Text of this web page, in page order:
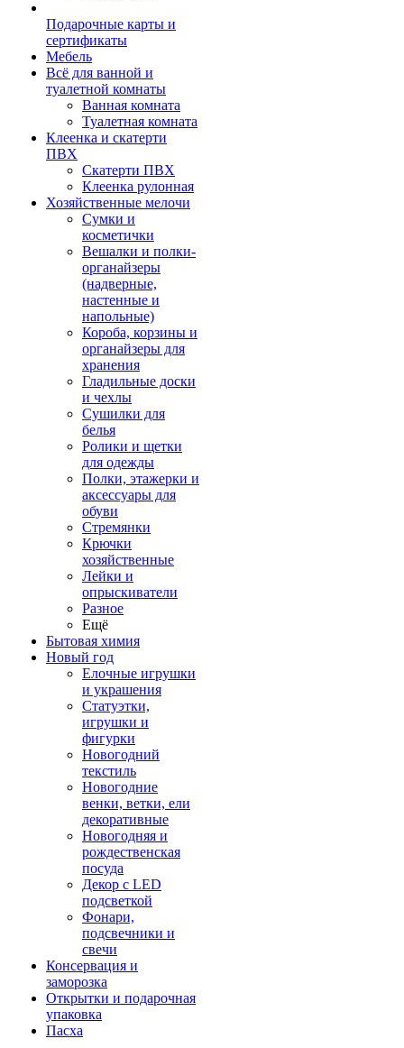
Подарочные карты и
сертификаты
Мебель
Всё для ванной и
туалетной комнаты
Ванная комната
Туалетная комната
Клеенка и скатерти
ПВХ
Скатерти ПВХ
Клеенка рулонная
Хозяйственные мелочи
Сумки и
косметички
Вешалки и полки-
органайзеры
(надверные,
настенные и
напольные)
Короба, корзины и
органайзеры для
хранения
Гладильные доски
и чехлы
Сушилки для
белья
Ролики и щетки
для одежды
Полки, этажерки и
аксессуары для
обуви
Стремянки
Крючки
хозяйственные
Лейки и
опрыскиватели
Разное
Ещё
Бытовая химия
Новый год
Елочные игрушки
и украшения
Статуэтки,
игрушки и
фигурки
Новогодний
текстиль
Новогодние
венки, ветки, ели
декоративные
Новогодняя и
рождественская
посуда
Декор с LED
подсветкой
Фонари,
подсвечники и
свечи
Консервация и
заморозка
Открытки и подарочная
упаковка
Пасха